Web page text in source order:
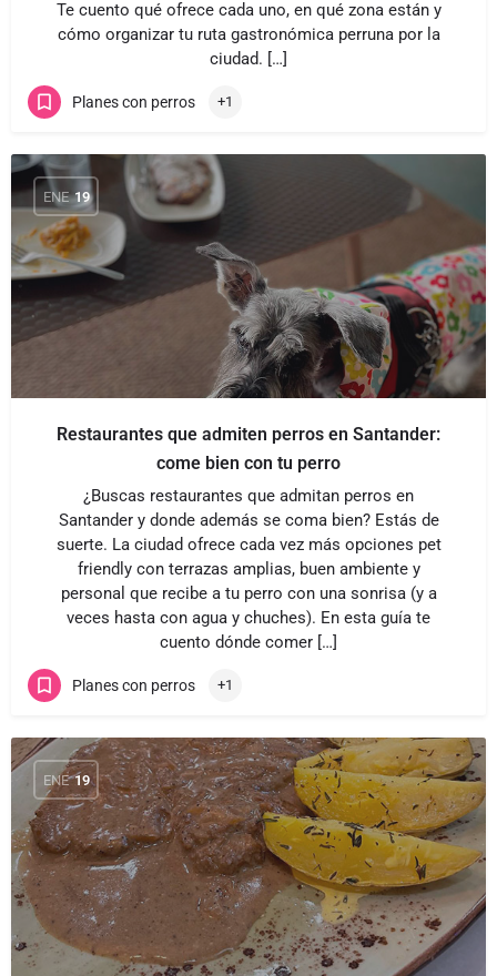
Te cuento qué ofrece cada uno, en qué zona están y
cómo organizar tu ruta gastronómica perruna por la
ciudad. […]
Planes con perros +1
ENE 19
Restaurantes que admiten perros en Santander:
come bien con tu perro
¿Buscas restaurantes que admitan perros en
Santander y donde además se coma bien? Estás de
suerte. La ciudad ofrece cada vez más opciones pet
friendly con terrazas amplias, buen ambiente y
personal que recibe a tu perro con una sonrisa (y a
veces hasta con agua y chuches). En esta guía te
cuento dónde comer […]
Planes con perros +1
ENE 19